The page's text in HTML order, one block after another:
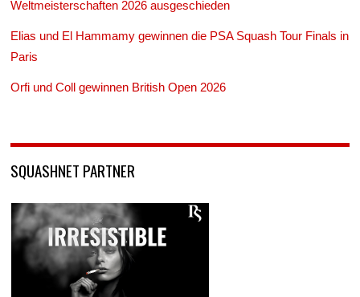
Weltmeisterschaften 2026 ausgeschieden
Elias und El Hammamy gewinnen die PSA Squash Tour Finals in
Paris
Orfi und Coll gewinnen British Open 2026
SQUASHNET PARTNER